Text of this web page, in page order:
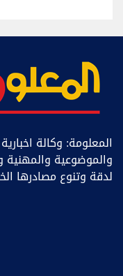
المعلومة: وكالة
والموضوعية والمهنية
لدقة وتنوع مصادرها